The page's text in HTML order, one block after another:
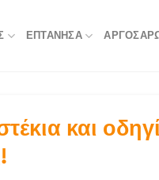
ΕΠΤΆΝΗΣΑ
και